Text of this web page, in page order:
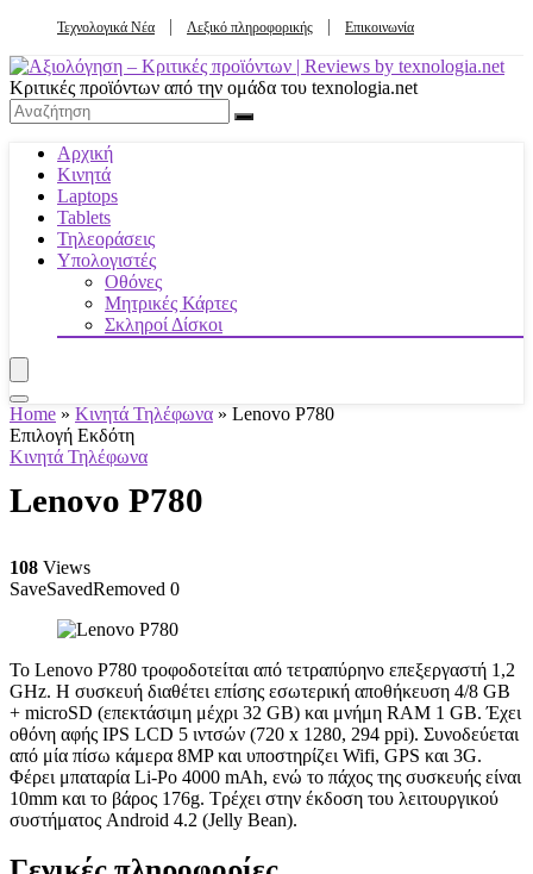
Τεχνολογικά Νέα Λεξικό πληροφορικής Επικοινωνία
Κριτικές προϊόντων από την ομάδα του texnologia.net
Αρχική
Κινητά
Laptops
Tablets
Τηλεοράσεις
Υπολογιστές
Οθόνες
Μητρικές Κάρτες
Σκληροί Δίσκοι
Home » Κινητά Τηλέφωνα » Lenovo P780
Επιλογή Εκδότη
Κινητά Τηλέφωνα
Lenovo P780
108 Views
SaveSavedRemoved 0
Το Lenovo P780 τροφοδοτείται από τετραπύρηνο επεξεργαστή 1,2
GHz. Η συσκευή διαθέτει επίσης εσωτερική αποθήκευση 4/8 GB
+ microSD (επεκτάσιμη μέχρι 32 GB) και μνήμη RAM 1 GB. Έχει
οθόνη αφής IPS LCD 5 ιντσών (720 x 1280, 294 ppi). Συνοδεύεται
από μία πίσω κάμερα 8MP και υποστηρίζει Wifi, GPS και 3G.
Φέρει μπαταρία Li-Po 4000 mAh, ενώ το πάχος της συσκευής είναι
10mm και το βάρος 176g. Τρέχει στην έκδοση του λειτουργικού
συστήματος Android 4.2 (Jelly Bean).